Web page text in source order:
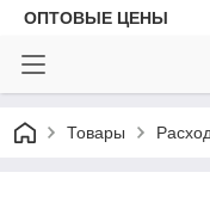
ОПТОВЫЕ ЦЕНЫ
Товары